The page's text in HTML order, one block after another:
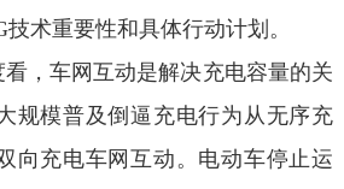
术重要性和具体行动计划。
，车网互动是解决充电容量的关
规模普及倒逼充电行为从无序充
向充电车网互动。电动车停止运